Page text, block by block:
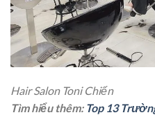
Hair Salon Toni Chiến
Tìm hiểu thêm: Top 13